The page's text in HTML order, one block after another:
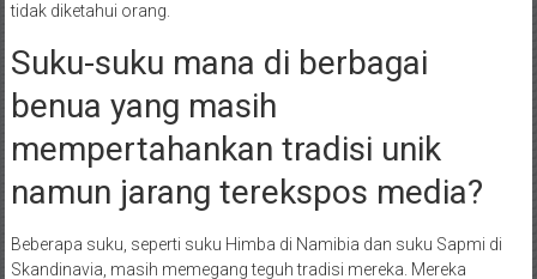
tidak diketahui orang.
Suku-suku mana di berbagai
benua yang masih
mempertahankan tradisi unik
namun jarang terekspos media?
Beberapa suku, seperti suku Himba di Namibia dan suku Sapmi di
Skandinavia, masih memegang teguh tradisi mereka. Mereka